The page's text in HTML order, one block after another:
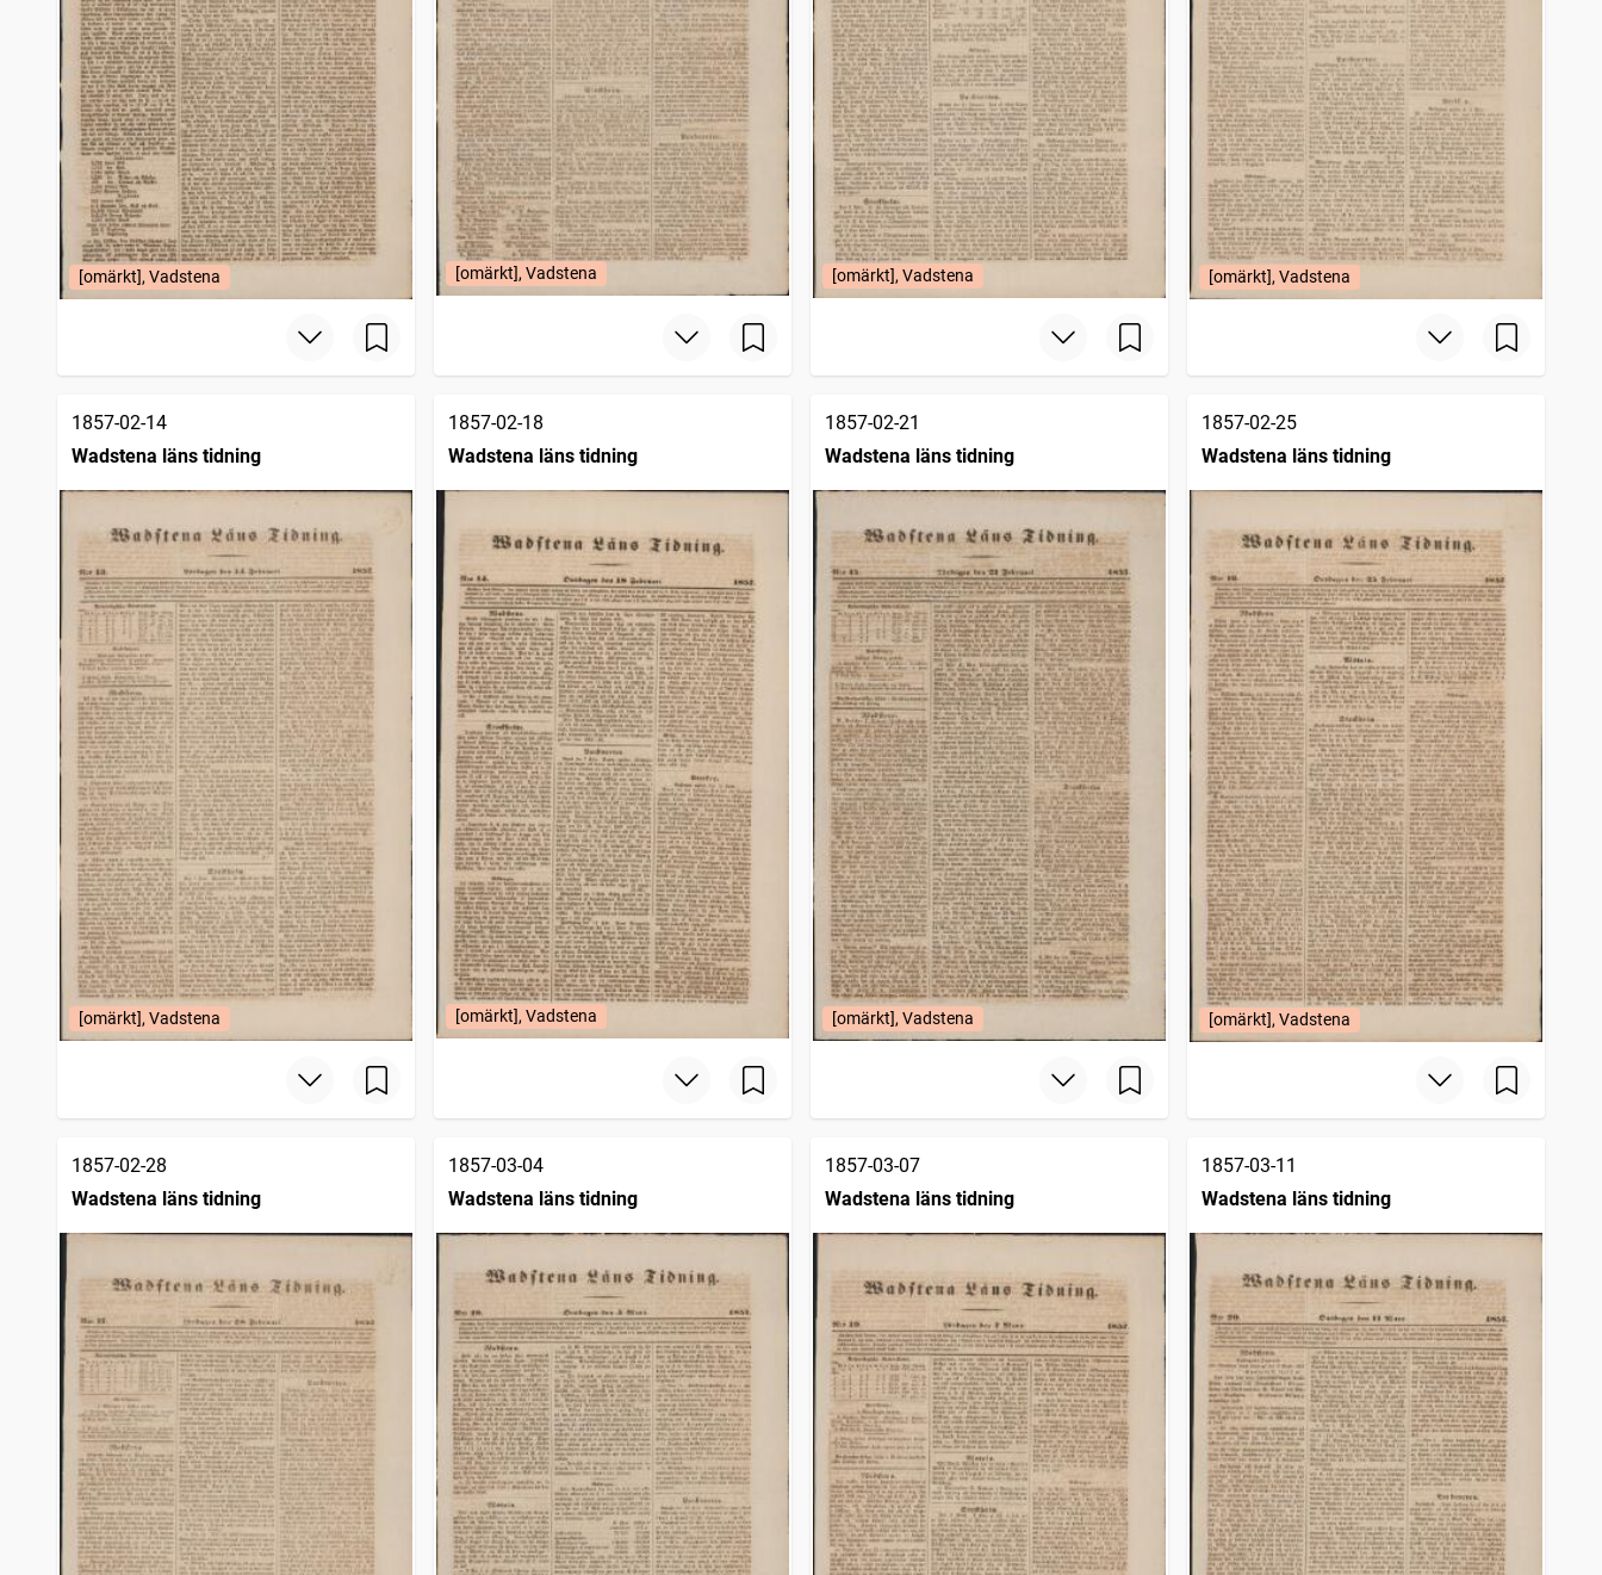
[omärkt], Vadstena [omärkt], Vadstena [omärkt], Vadstena [omärkt], Vadstena
1857-02-14
Wadstena läns tidning
[omärkt], Vadstena
1857-02-18
Wadstena läns tidning
[omärkt], Vadstena
1857-02-21
Wadstena läns tidning
[omärkt], Vadstena
1857-02-25
Wadstena läns tidning
[omärkt], Vadstena
1857-02-28
Wadstena läns tidning
1857-03-04
Wadstena läns tidning
1857-03-07
Wadstena läns tidning
1857-03-11
Wadstena läns tidning